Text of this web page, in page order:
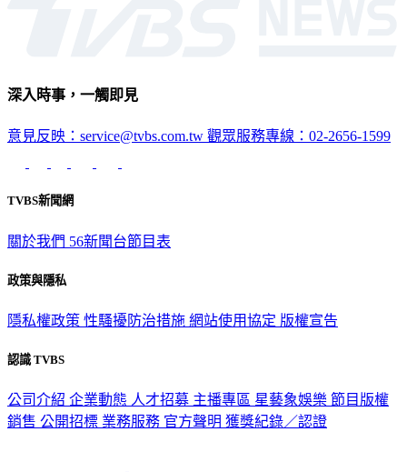
深入時事，一觸即見
意見反映：service@tvbs.com.tw 觀眾服務專線：02-2656-1599
TVBS新聞網
關於我們 56新聞台節目表
政策與隱私
隱私權政策 性騷擾防治措施 網站使用協定 版權宣告
認識 TVBS
公司介紹 企業動態 人才招募 主播專區 星藝象娛樂 節目版權
銷售 公開招標 業務服務 官方聲明 獲獎紀錄／認證